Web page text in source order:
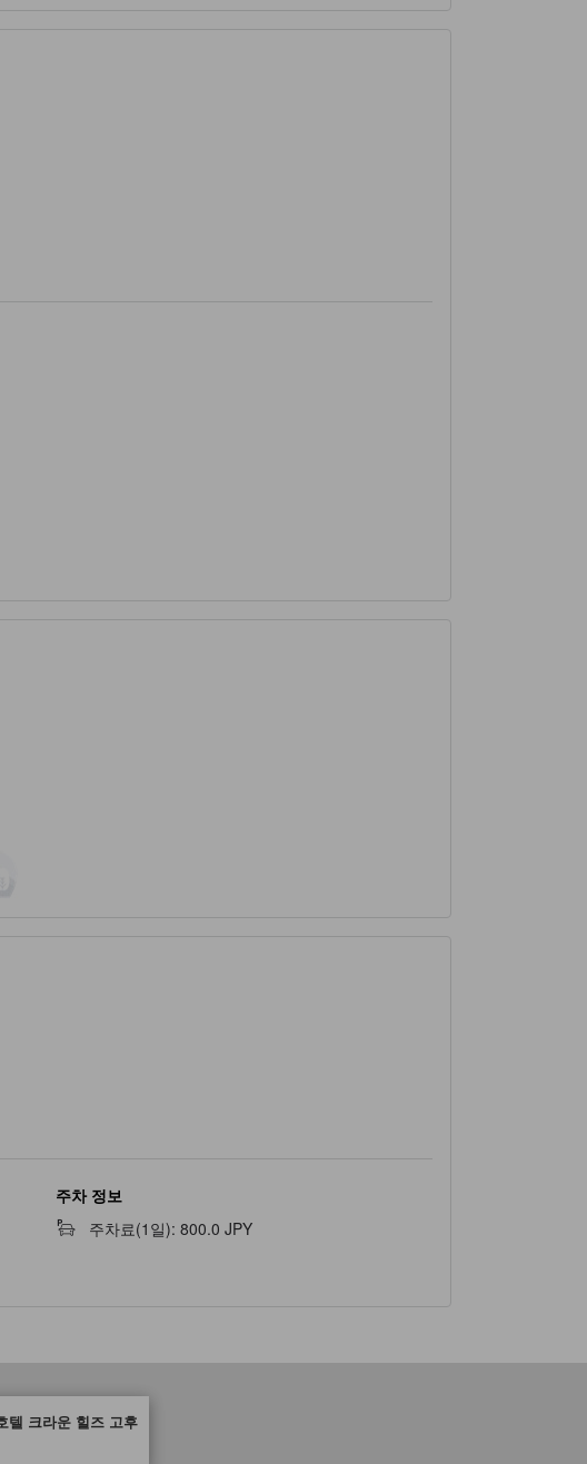
주차 정보
주차료(1일): 800.0 JPY
텔 크라운 힐즈 고후
는 기대할 수 있는 편안함, 편의 시설 및 서비스를 반영해 파트너 사이트에서 제공